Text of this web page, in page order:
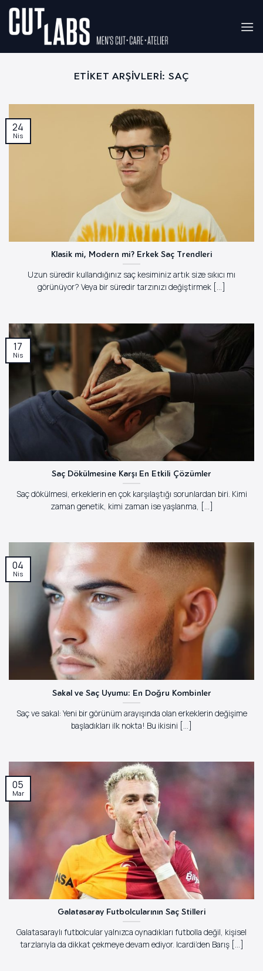
İçeriğe
ETIKET ARŞIVLERI: SAÇ
Klasik mi, Modern mi? Erkek Saç Trendleri
Uzun süredir kullandığınız saç kesiminiz artık size sıkıcı mı
görünüyor? Veya bir süredir tarzınızı değiştirmek [...]
24
Nis
Saç Dökülmesine Karşı En Etkili Çözümler
Saç dökülmesi, erkeklerin en çok karşılaştığı sorunlardan biri. Kimi
zaman genetik, kimi zaman ise yaşlanma, [...]
17
Nis
Sakal ve Saç Uyumu: En Doğru Kombinler
Saç ve sakal: Yeni bir görünüm arayışında olan erkeklerin değişime
başladıkları ilk nokta! Bu ikisini [...]
04
Nis
Galatasaray Futbolcularının Saç Stilleri
Galatasaraylı futbolcular yalnızca oynadıkları futbolla değil, kişisel
tarzlarıyla da dikkat çekmeye devam ediyor. Icardi’den Barış [...]
05
Mar